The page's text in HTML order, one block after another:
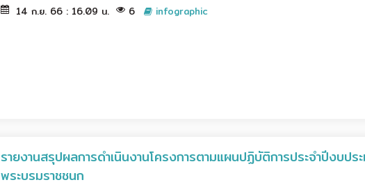
14 ก.ย. 66 : 16.09 น. 6 infographic
รายงานสรุปผลการดำเนินงานโครงการตามแผนปฏิบัติการประจำปีงบ
พระบรมราชชนก